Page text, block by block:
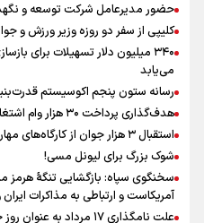
فوران یک آتشفشان قدرتمند در جنوب
سیمئونه درهای انتقال آلوارز به
سخنگوی سپاه: بازگشایی تنگۀ هرمز
آمریکاست و ارتباطی به مذاکرات ایران
دیدار دوستانه تیم های فوتبال
حضور مدیرعامل شرکت توسعه و
سمینار دانش افزایی ناظران داوری
حضور مدیرعامل شرکت توسعه و
کلیپی از سفر دو روزه وزیر ورزش و
۳۴۰ میلیون دلار تسهیلات برای
می‌یابد
رسانه ستون پنجم اکوسیستم
هدف‌گذاری پرداخت ۳۰ هزار وام اشتغال تا پایان سال
استقبال ۳ هزار جوان از کارگاه‌های مهارت‌آموزی در ۲۵۰ شهرستان کشور
شوک بزرگ برای لیونل مسی!
سخنگوی سپاه: بازگشایی تنگۀ هرمز
آمریکاست و ارتباطی به مذاکرات
علت نامگذاری ۱۷ مرداد به عنوان روز خبرنگار چیست؟